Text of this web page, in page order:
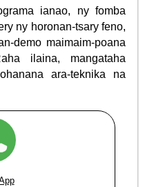
ianao, ny fomba
ny horonan-tsary feno,
demo maimaim-poana
ilaina, mangataha
ara-teknika na